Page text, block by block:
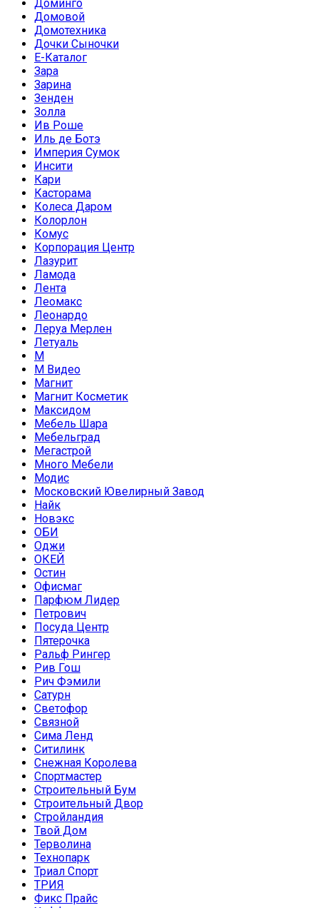
Доминго
Домовой
Домотехника
Дочки Сыночки
Е-Каталог
Зара
Зарина
Зенден
Золла
Ив Роше
Иль де Ботэ
Империя Сумок
Инсити
Кари
Касторама
Колеса Даром
Колорлон
Комус
Корпорация Центр
Лазурит
Ламода
Лента
Леомакс
Леонардо
Леруа Мерлен
Летуаль
М
М Видео
Магнит
Магнит Косметик
Максидом
Мебель Шара
Мебельград
Мегастрой
Много Мебели
Модис
Московский Ювелирный Завод
Найк
Новэкс
ОБИ
Оджи
ОКЕЙ
Остин
Офисмаг
Парфюм Лидер
Петрович
Посуда Центр
Пятерочка
Ральф Рингер
Рив Гош
Рич Фэмили
Сатурн
Светофор
Связной
Сима Ленд
Ситилинк
Снежная Королева
Спортмастер
Строительный Бум
Строительный Двор
Стройландия
Твой Дом
Терволина
Технопарк
Триал Спорт
ТРИЯ
Фикс Прайс